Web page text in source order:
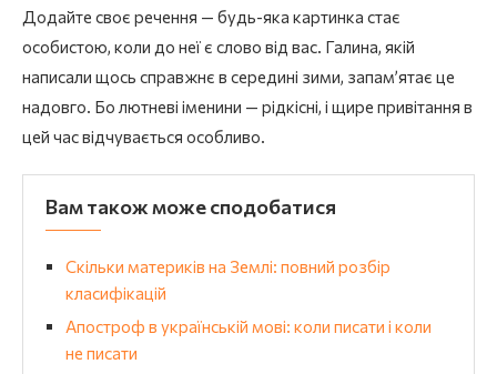
Додайте своє речення — будь-яка картинка стає
особистою, коли до неї є слово від вас. Галина, якій
написали щось справжнє в середині зими, запам’ятає це
надовго. Бо лютневі іменини — рідкісні, і щире привітання в
цей час відчувається особливо.
Вам також може сподобатися
Скільки материків на Землі: повний розбір
класифікацій
Апостроф в українській мові: коли писати і коли
не писати